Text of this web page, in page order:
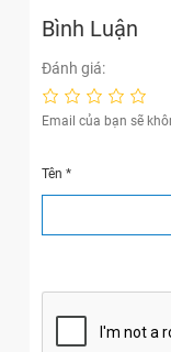
Bình Luận
Đánh giá:
Email của bạn sẽ
Tên*